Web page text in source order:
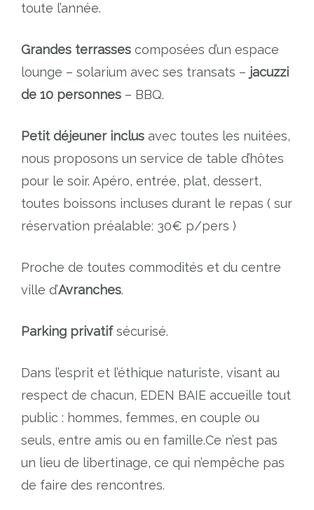
toute l’année.
Grandes terrasses composées d’un espace
lounge – solarium avec ses transats – jacuzzi
de 10 personnes – BBQ.
Petit déjeuner inclus avec toutes les nuitées,
nous proposons un service de table d’hôtes
pour le soir. Apéro, entrée, plat, dessert,
toutes boissons incluses durant le repas ( sur
réservation préalable: 30€ p/pers )
Proche de toutes commodités et du centre
ville d’Avranches.
Parking privatifsécurisé.
Dans l’esprit et l’éthique naturiste, visant au
respect de chacun, EDEN BAIE accueille tout
public : hommes, femmes, en couple ou
seuls, entre amis ou en famille.Ce n’est pas
un lieu de libertinage, ce qui n’empêche pas
de faire des rencontres.